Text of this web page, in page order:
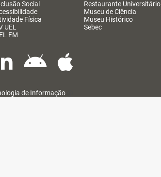
Social
Física
UEL
FM
Restaurante Universitário
Museu de Ciência
Museu Histórico
Sebec
de Informação